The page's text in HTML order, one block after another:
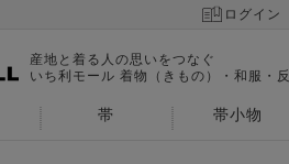
ログイン
産地と着る人の思いをつなぐ
いち利モール 着物（きもの）・和服・
帯 帯小物